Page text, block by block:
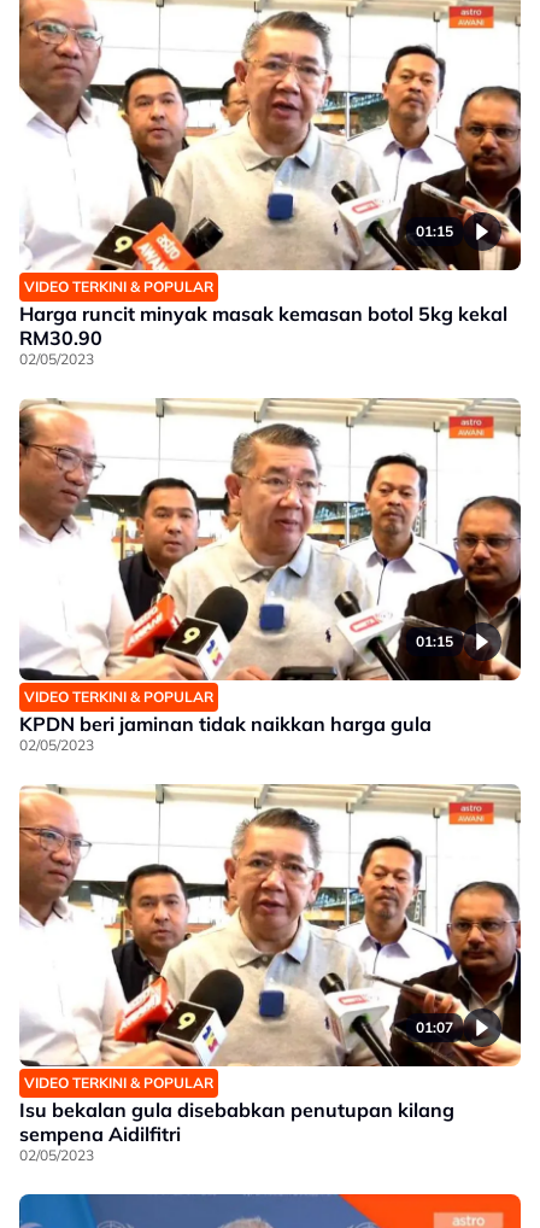
01:15
VIDEO TERKINI & POPULAR
Harga runcit minyak masak kemasan botol 5kg kekal
RM30.90
02/05/2023
01:15
VIDEO TERKINI & POPULAR
KPDN beri jaminan tidak naikkan harga gula
02/05/2023
01:07
VIDEO TERKINI & POPULAR
Isu bekalan gula disebabkan penutupan kilang
sempena Aidilfitri
02/05/2023